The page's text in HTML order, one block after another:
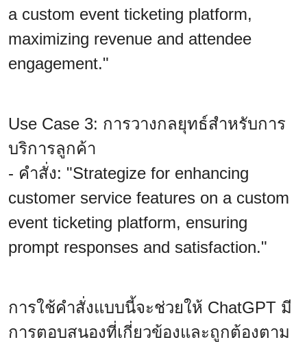
a custom event ticketing platform,
maximizing revenue and attendee
engagement."
Use Case 3: การวางกลยุทธ์สำหรับการ
บริการลูกค้า
- คำสั่ง: "Strategize for enhancing
customer service features on a custom
event ticketing platform, ensuring
prompt responses and satisfaction."
การใช้คำสั่งแบบนี้จะช่วยให้ ChatGPT มี
การตอบสนองที่เกี่ยวข้องและถูกต้องตาม